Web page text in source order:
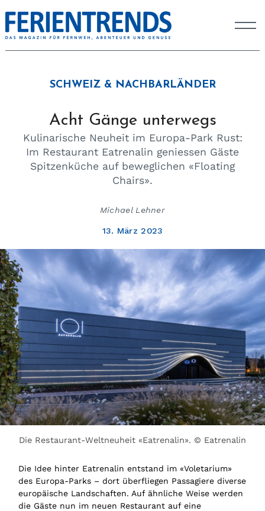
SCHWEIZ & NACHBARLÄNDER
Acht Gänge unterwegs
Kulinarische Neuheit im Europa-Park Rust:
Im Restaurant Eatrenalin geniessen Gäste
Spitzenküche auf beweglichen «Floating
Chairs».
Michael Lehner
13. März 2023
Die Restaurant-Weltneuheit «Eatrenalin». © Eatrenalin
Die Idee hinter Eatrenalin entstand im «Voletarium»
des Europa-Parks – dort überfliegen Passagiere diverse
europäische Landschaften. Auf ähnliche Weise werden
die Gäste nun im neuen Restaurant auf eine